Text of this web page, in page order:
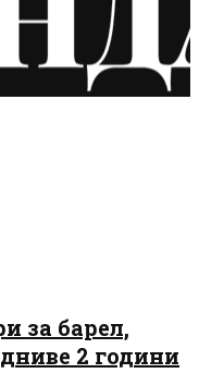
за барел,
2 години